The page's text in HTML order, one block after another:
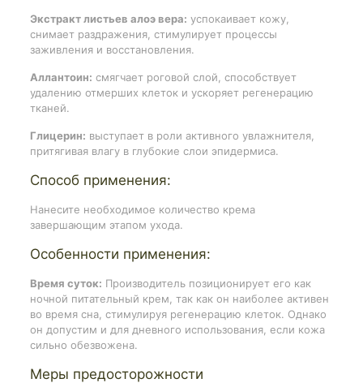
Экстракт листьев алоэ вера: успокаивает кожу,
снимает раздражения, стимулирует процессы
заживления и восстановления.
Аллантоин: смягчает роговой слой, способствует
удалению отмерших клеток и ускоряет регенерацию
тканей.
Глицерин: выступает в роли активного увлажнителя,
притягивая влагу в глубокие слои эпидермиса.
Способ применения:
Нанесите необходимое количество крема
завершающим этапом ухода.
Особенности применения:
Время суток: Производитель позиционирует его как
ночной питательный крем, так как он наиболее активен
во время сна, стимулируя регенерацию клеток. Однако
он допустим и для дневного использования, если кожа
сильно обезвожена.
Меры предосторожности